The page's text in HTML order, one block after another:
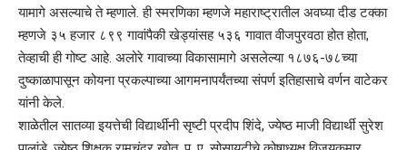
यामागे असल्याचे ते म्हणाले. ही स्मरणिका म्हणजे महाराष्ट्रातील अवघ्या दीड टक्का
म्हणजे ३५ हजार ८९९ गावांपैकी खेड्यांसह ५३६ गावात वीजपुरवठा होत होता,
तेव्हाची ही गोष्ट आहे. अलोरे गावाच्या विकासामागे असलेल्या १८७६-७८च्या
दुष्काळापासून कोयना प्रकल्पाच्या आगमनापर्यंतच्या संपर्ण इतिहासाचे वर्णन वाटेकर
यांनी केले.
शाळेतील सातव्या इयत्तेची विद्यार्थीनी सृष्टी प्रदीप शिंदे, ज्येष्ठ माजी विद्यार्थी सुरेश